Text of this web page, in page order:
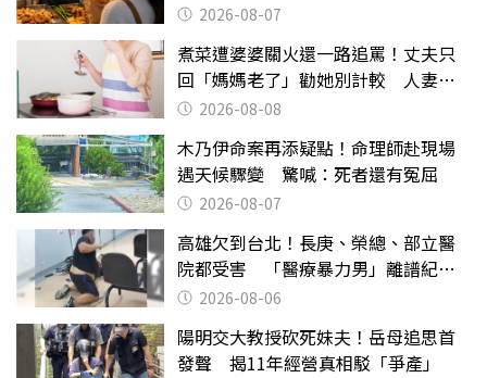
2026-08-07
煮菜遭婆婆關火還一路追罵！丈夫只
回「媽媽老了」勸她別計較 人妻超
崩潰：我像台傭
2026-08-08
木乃伊命案再添疑點！命理師赴現場
遇天候驟變 驚喊：死者還有冤屈
2026-08-07
高雄欠到台北！長庚、榮總、部立醫
院都受害 「醫療暴力男」離譜紀錄
曝光2026-08-06
陽明交大教授砍死妹夫！岳母追思首
發聲 揭11年經營真相駁「爭產」